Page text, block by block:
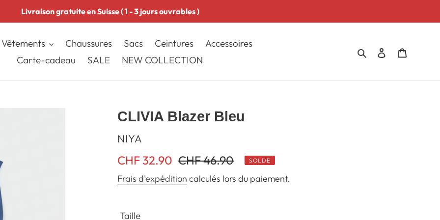
Livraison gratuite en Suisse ( 1 - 3 jours ouvrables )
Vêtements Chaussures Sacs Ceintures
Accessoires
Carte-cadeau
SALE NEW COLLECTION
RechercherSe connecter
CLIVIA Blazer Bleu
DISTRIBUTEUR
NIYA
Prix
réduit
CHF 32.90 Prix
normal
CHF 46.90 SOLDE
Frais d'expédition calculés lors du paiement.
Taille